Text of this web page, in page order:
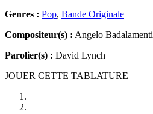
Genres : Pop, Bande Originale
Compositeur(s) : Angelo Badalamenti
Parolier(s) : David Lynch
JOUER CETTE TABLATURE